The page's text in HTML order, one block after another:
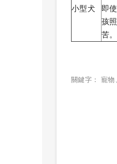
小型犬
即
孩
苦。
關鍵字： 寵物